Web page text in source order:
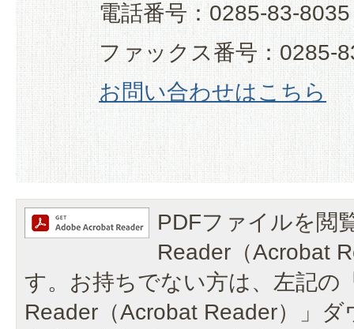
電話番号：0285-83-8035
ファックス番号：0285-
お問い合わせはこちら
PDFファイルを閲
Reader（Acrobat
す。お持ちでない方は、左記の
Reader（Acrobat Reader）」